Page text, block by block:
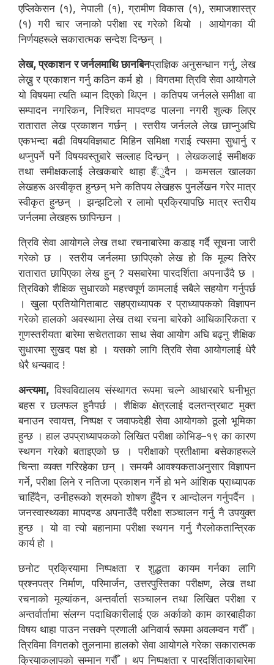
एप्लिकेसन (१), नेपाली (१), ग्रामीण विकास (१), समाजशास्त्र
(१) गरी चार जनाको परीक्षा रद्द गरेको थियो । आयोगका यी
निर्णयहरूले सकारात्मक सन्देश दिन्छन् ।
लेख, प्रकाशन र जर्नलमाथि छानबिनप्राज्ञिक अनुसन्धान गर्नु, लेख
लेख्नु र प्रकाशन गर्नु कठिन कर्म हो । विगतमा त्रिवि सेवा आयोगले
यो विषयमा त्यति ध्यान दिएको थिएन । कतिपय जर्नलले समीक्षा वा
सम्पादन नगरिकन, निश्चित मापदण्ड पालना नगरी शुल्क लिएर
रातारात लेख प्रकाशन गर्छन् । स्तरीय जर्नलले लेख छाप्नुअघि
एकभन्दा बढी विषयविज्ञबाट मिहिन समिक्षा गराई त्यसमा सुधार्नु र
थप्नुपर्ने पर्ने विषयवस्तुबारे सल्लाह दिन्छन् । लेखकलाई समीक्षक
तथा समीक्षकलाई लेखकबारे थाहा हँुदैन । कमसल खालका
लेखहरू अस्वीकृत हुन्छन् भने कतिपय लेखहरू पुनर्लेखन गरेर मात्र
स्वीकृत हुन्छन् । झन्झटिलो र लामो प्रक्रियापछि मात्र स्तरीय
जर्नलमा लेखहरू छापिन्छन ।
त्रिवि सेवा आयोगले लेख तथा रचनाबारेमा कडाइ गर्दै सूचना जारी
गरेको छ । स्तरीय जर्नलमा छापिएको लेख हो कि मूल्य तिरेर
रातारात छापिएका लेख हुन् ? यसबारेमा पारदर्शिता अपनाउँदै छ ।
त्रिविको शैक्षिक सुधारको महत्त्वपूर्ण कामलाई सबैले सहयोग गर्नुपर्छ
। खुला प्रतियोगिताबाट सहप्राध्यापक र प्राध्यापकको विज्ञापन
गरेको हालको अवस्थामा लेख तथा रचना बारेको आधिकारिकता र
गुणस्तरीयता बारेमा सचेतताका साथ सेवा आयोग अघि बढ्नु शैक्षिक
सुधारमा सुखद पक्ष हो । यसको लागि त्रिवि सेवा आयोगलाई धेरै
धेरै धन्यवाद !
अन्त्यमा, विश्वविद्यालय संस्थागत रूपमा चल्ने आधारबारे घनीभूत
बहस र छलफल हुनैपर्छ । शैक्षिक क्षेत्रलाई दलतन्त्रबाट मुक्त
बनाउन स्वायत्त, निष्पक्ष र जवाफदेही सेवा आयोगको ठूलो भूमिका
हुन्छ । हाल उपप्राध्यापकको लिखित परीक्षा कोभिड–१९ का कारण
स्थगन गरेको बताइएको छ । परीक्षाको प्रतीक्षामा बसेकाहरूले
चिन्ता व्यक्त गरिरहेका छन् । समयमै आवश्यकताअनुसार विज्ञापन
गर्ने, परीक्षा लिने र नतिजा प्रकाशन गर्ने हो भने आंशिक प्राध्यापक
चाहिँदैन, उनीहरूको श्रमको शोषण हुँदैन र आन्दोलन गर्नुपर्दैन ।
जनस्वास्थ्यका मापदण्ड अपनाउँदै परीक्षा सञ्चालन गर्नु नै उपयुक्त
हुन्छ । यो वा त्यो बहानामा परीक्षा स्थगन गर्नु गैरलोकतान्त्रिक
कार्य हो ।
छनोट प्रक्रियामा निष्पक्षता र शुद्धता कायम गर्नका लागि
प्रश्नपत्र निर्माण, परिमार्जन, उत्तरपुस्तिका परीक्षण, लेख तथा
रचनाको मूल्यांकन, अन्तर्वार्ता सञ्चालन तथा लिखित परीक्षा र
अन्तर्वार्तामा संलग्न पदाधिकारीलाई एक अर्काको काम कारबाहीका
विषय थाहा पाउन नसक्ने प्रणाली अनिवार्य रूपमा अवलम्वन गरौँ ।
त्रिविमा विगतको तुलनामा हालको सेवा आयोगले गरेका सकारात्मक
क्रियाकलापको सम्मान गरौँ । थप निष्पक्षता र पारदर्शिताकाबारेमा